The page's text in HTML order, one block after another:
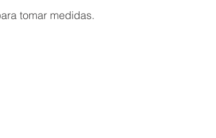
tomar medidas.